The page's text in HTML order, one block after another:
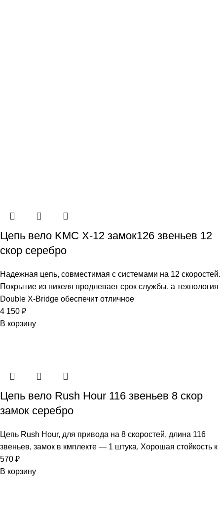
Цепь вело KMC X-12 замок126 звеньев 12
скор серебро
Надежная цепь, совместимая с системами на 12 скоростей.
Покрытие из никеля продлевает срок службы, а технология
Double X-Bridge обеспечит отличное
4 150 ₽
В корзину
Цепь вело Rush Hour 116 звеньев 8 скор
замок серебро
Цепь Rush Hour, для привода на 8 скоростей, длина 116
звеньев, замок в кмплекте — 1 штука, Хорошая стойкость к
570 ₽
В корзину